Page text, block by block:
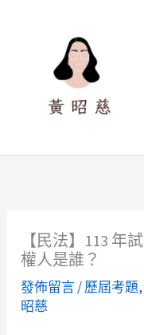
【民法】113 年
權人是誰？
發佈留言/歷屆考題,
昭慈